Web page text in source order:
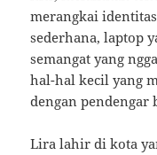
merangkai
sederhana, laptop
semangat yang
hal-hal kecil yang
dengan pendengar
Lira lahir di kota